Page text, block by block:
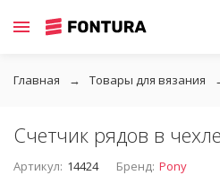
Главная Товары для вязания
Счетчик рядов в
Артикул: 14424 Бренд: Pony